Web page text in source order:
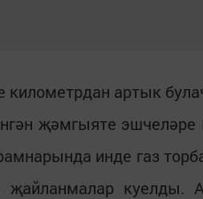
артык
җәмгыяте
инде газ
җайланмалар